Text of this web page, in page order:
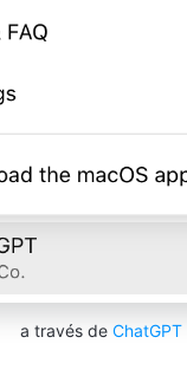
a través de ChatGPT